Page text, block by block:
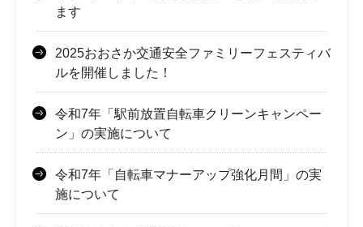
ます
2025おおさか交通安全ファミリーフェスティバ
ルを開催しました！
令和7年「駅前放置自転車クリーンキャンペー
ン」の実施について
令和7年「自転車マナーアップ強化月間」の実
施について